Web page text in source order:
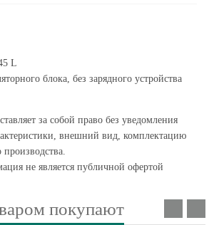
L
блока, без зарядного устройства
за собой право без уведомления
внешний вид, комплектацию
производства.
не является публичной офертой
покупают